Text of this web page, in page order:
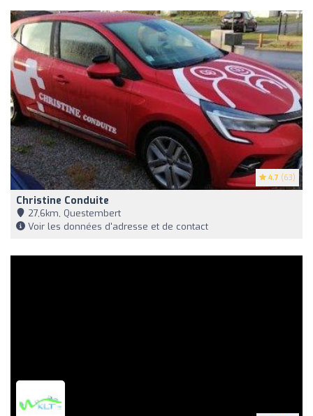
4.7 (63)
Christine Conduite
27,6km, Questembert
Voir les données d'adresse et de contact